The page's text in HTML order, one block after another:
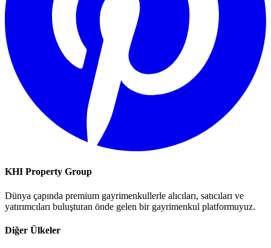
KHI Property Group
Dünya çapında premium gayrimenkullerle alıcıları, satıcıları ve
yatırımcıları buluşturan önde gelen bir gayrimenkul platformuyuz.
Diğer Ülkeler